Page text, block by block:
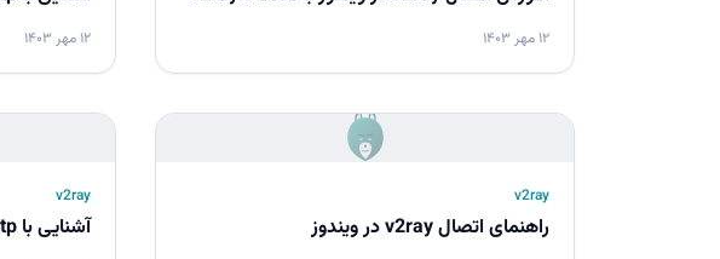
۱۲ مهر ۱۴۰۳ ۱۲ مهر ۱۴۰۳
v2ray
راهنمای اتصال v2ray در ویندوز
v2ray
آشنایی با vpn sstp